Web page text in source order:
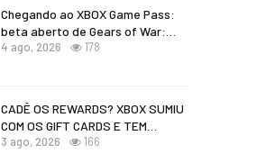
Chegando ao XBOX Game Pass:
beta aberto de Gears of War:…
4 ago, 2026 178
CADÊ OS REWARDS? XBOX SUMIU
COM OS GIFT CARDS E TEM…
3 ago, 2026 166